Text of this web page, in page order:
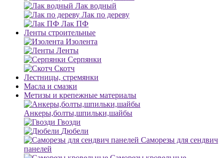
Лак водный
Лак по дереву
Лак ПФ
Ленты строительные
Изолента
Ленты
Серпянки
Скотч
Лестницы, стремянки
Масла и смазки
Метизы и крепежные материалы
Анкеры,болты,шпильки,шайбы
Гвозди
Дюбели
Саморезы для сендвич
панелей